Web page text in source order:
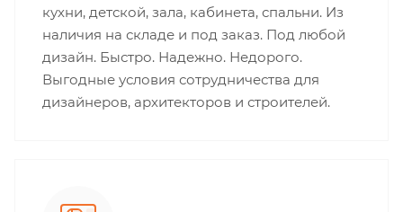
кухни, детской, зала, кабинета, спальни. Из
наличия на складе и под заказ. Под любой
дизайн. Быстро. Надежно. Недорого.
Выгодные условия сотрудничества для
дизайнеров, архитекторов и строителей.